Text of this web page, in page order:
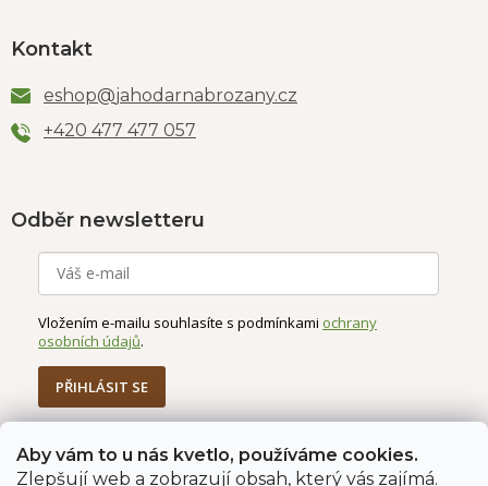
Aby vám to u nás kvetlo, používáme cookies.
Zlepšují web a zobrazují obsah, který vás zajímá.
Kontakt
eshop@jahodarnabrozany.cz
+420 477 477 057
Odběr newsletteru
Vložením e-mailu souhlasíte s podmínkami ochrany
osobních údajů.
PŘIHLÁSIT SE
Jahodárna Brozany Obchodní podmínky